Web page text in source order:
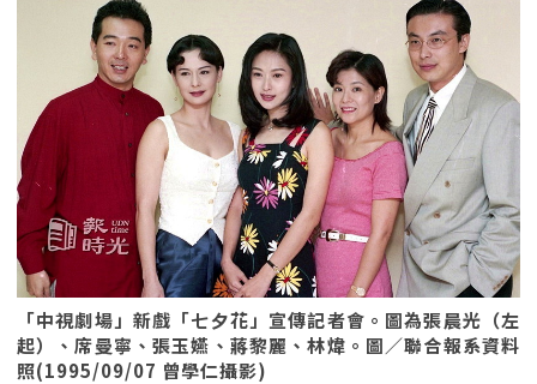
「中視劇場」新戲「七夕花」宣傳記者會。圖為張晨光（左
起）、席曼寧、張玉嬿、蔣黎麗、林煒。圖／聯合報系資料
照(1995/09/07 曾學仁攝影)